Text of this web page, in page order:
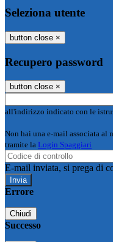
Seleziona utente
button close ×
Recupero password
button close ×
all'indirizzo indicato con le
Non hai una e-mail associata al
tramite la Login Spaggiari
E-mail inviata, si prega di
Errore
Chiudi
Successo